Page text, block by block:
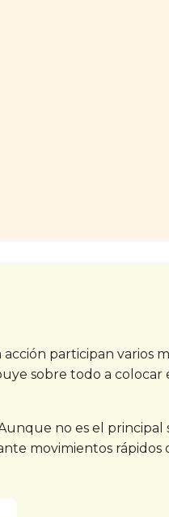
participan varios
sobre todo a colocar
no es el principal
movimientos rápidos